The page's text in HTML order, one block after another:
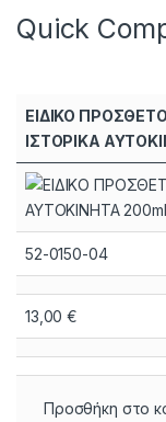
Quick
ΕΙΔΙΚΟ
ΙΣΤΟΡΙΚΑ
52-0150-04
13,00€
Προσθήκη στο